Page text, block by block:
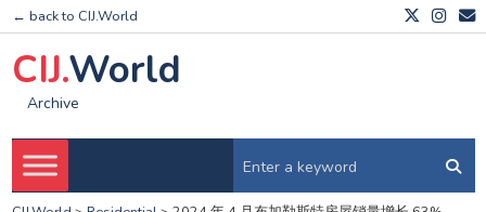
← back to CIJ.World
CIJ.World
Archive